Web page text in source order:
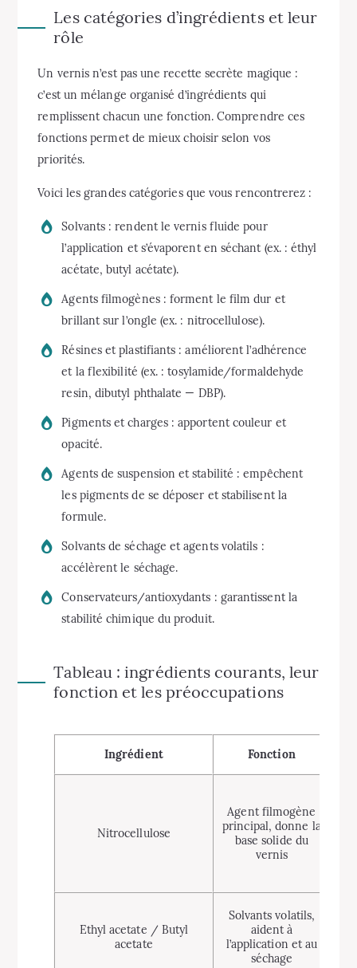
Les catégories d’ingrédients et leur
rôle
Un vernis n’est pas une recette secrète magique :
c’est un mélange organisé d’ingrédients qui
remplissent chacun une fonction. Comprendre ces
fonctions permet de mieux choisir selon vos
priorités.
Voici les grandes catégories que vous rencontrerez :
Solvants : rendent le vernis fluide pour
l’application et s’évaporent en séchant (ex. : éthyl
acétate, butyl acétate).
Agents filmogènes : forment le film dur et
brillant sur l’ongle (ex. : nitrocellulose).
Résines et plastifiants : améliorent l’adhérence
et la flexibilité (ex. : tosylamide/formaldehyde
resin, dibutyl phthalate — DBP).
Pigments et charges : apportent couleur et
opacité.
Agents de suspension et stabilité : empêchent
les pigments de se déposer et stabilisent la
formule.
Solvants de séchage et agents volatils :
accélèrent le séchage.
Conservateurs/antioxydants : garantissent la
stabilité chimique du produit.
Tableau : ingrédients courants, leur
fonction et les préoccupations
Ingrédient Fonction
Nitrocellulose
Agent filmogène
principal, donne la
base solide du
vernis
Ethyl acetate / Butyl
acetate
Solvants volatils,
aident à
l’application et au
séchage